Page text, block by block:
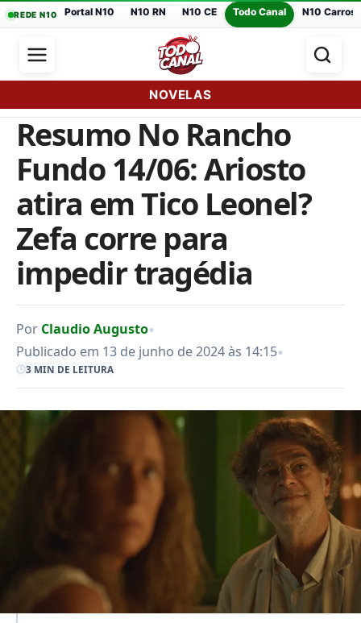
REDE N10 Portal N10 N10 RN N10 CE Todo Canal N10 Carros
NOVELAS
Resumo No Rancho
Fundo 14/06: Ariosto
atira em Tico Leonel?
Zefa corre para
impedir tragédia
Por Claudio Augusto•
Publicado em 13 de junho de 2024 às 14:15•
3 MIN DE LEITURA